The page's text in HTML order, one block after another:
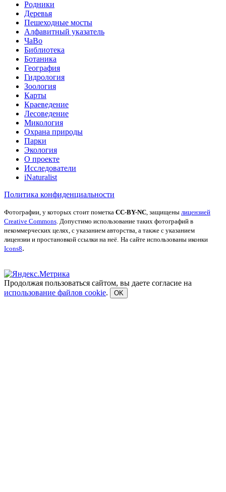
Родники
Деревья
Пешеходные мосты
Алфавитный указатель
ЧаВо
Библиотека
Ботаника
География
Гидрология
Зоология
Карты
Краеведение
Лесоведение
Микология
Охрана природы
Парки
Экология
О проекте
Исследователи
iNaturalist
Политика конфиденциальности
Фотографии, у которых стоит пометка CC-BY-NC , защищены лицензией
Creative Commons . Допустимо использование таких фотографий в
некоммерческих целях, с указанием авторства, а также с указанием
лицензии и простановкой ссылки на неё. На сайте использованы иконки
Icons8.
Продолжая пользоваться сайтом, вы даете согласие на
использование файлов cookie. OK